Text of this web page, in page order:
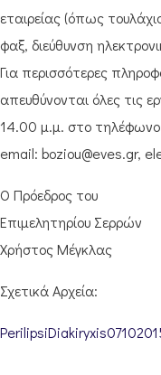
εταιρείας (όπως
φαξ, διεύθυνση
Για περισσότερες
απευθύνονται όλες τις
14.00 μ.μ. στο τηλέφωνο
email: boziou@eves.gr,
Ο Πρόεδρος του
Επιμελητηρίου Σερρών
Χρήστος Μέγκλας
Σχετικά Αρχεία: